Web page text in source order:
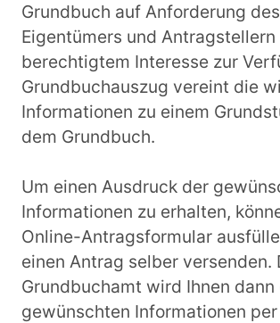
Grundbuch auf Anforderung des
Eigentümers und Antragstellern
berechtigtem Interesse zur
Grundbuchauszug vereint die
Informationen zu einem
dem Grundbuch.
Um einen Ausdruck der
Informationen zu erhalten,
Online-Antragsformular
einen Antrag selber versenden.
Grundbuchamt wird Ihnen dann
gewünschten Informationen per